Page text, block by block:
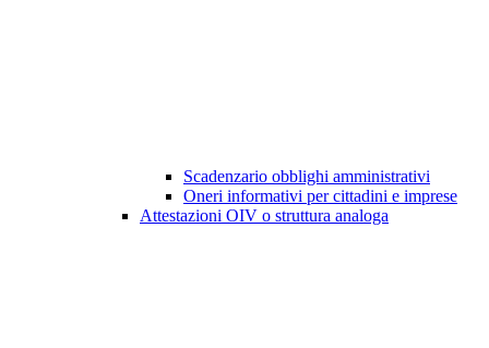
Scadenzario obblighi amministrativi
Oneri informativi per cittadini e imprese
Attestazioni OIV o struttura analoga